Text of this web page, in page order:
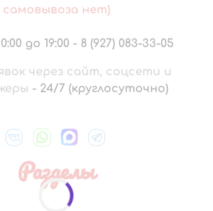
самовывоза нет)
до 19:00 - 8 (927) 083-33-05
через сайт, соцсети и
- 24/7 (круглосуточно)
Разделы